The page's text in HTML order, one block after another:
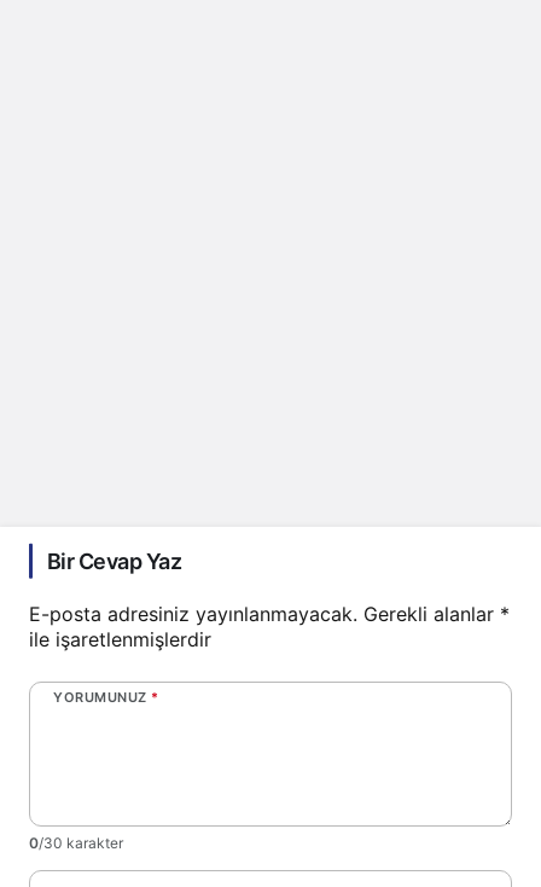
Bir Cevap Yaz
E-posta adresiniz yayınlanmayacak. Gerekli alanlar *
ile işaretlenmişlerdir
YORUMUNUZ *
0/30 karakter